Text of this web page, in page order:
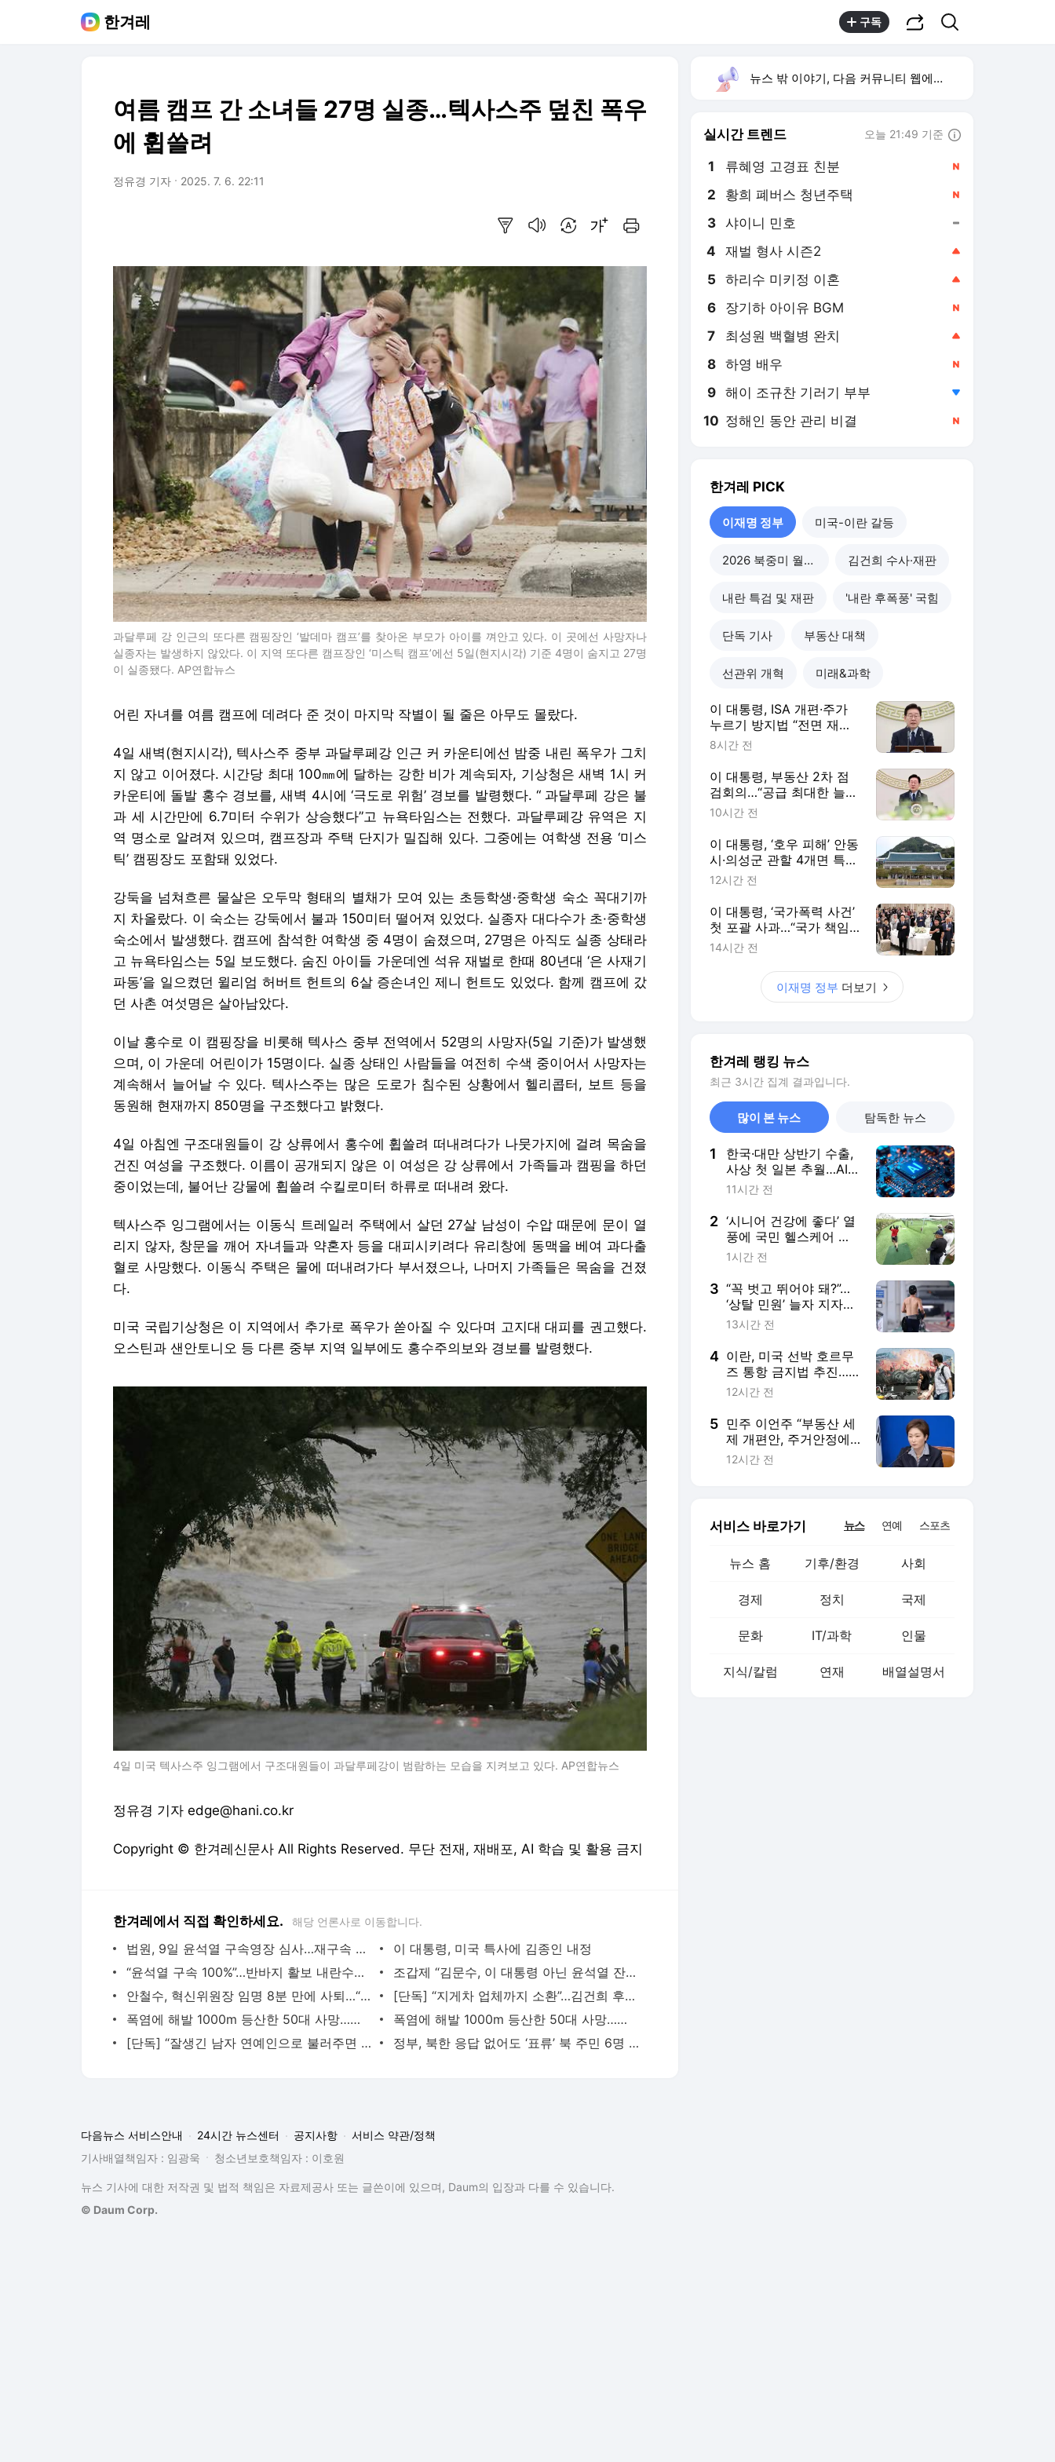
한겨레 구독
여름 캠프 간 소녀들 27명 실종…텍사스주 덮친 폭우
에 휩쓸려
정유경 기자 2025. 7. 6. 22:11
과달루페 강 인근의 또다른 캠핑장인 ‘발데마 캠프’를 찾아온 부모가 아이를 껴안고 있다. 이 곳에선 사망자나
실종자는 발생하지 않았다. 이 지역 또다른 캠프장인 ‘미스틱 캠프’에선 5일(현지시각) 기준 4명이 숨지고 27명
이 실종됐다. AP연합뉴스
어린 자녀를 여름 캠프에 데려다 준 것이 마지막 작별이 될 줄은 아무도 몰랐다.
4일 새벽(현지시각), 텍사스주 중부 과달루페강 인근 커 카운티에선 밤중 내린 폭우가 그치
지 않고 이어졌다. 시간당 최대 100㎜에 달하는 강한 비가 계속되자, 기상청은 새벽 1시 커
카운티에 돌발 홍수 경보를, 새벽 4시에 ‘극도로 위험’ 경보를 발령했다. “ 과달루페 강은 불
과 세 시간만에 6.7미터 수위가 상승했다”고 뉴욕타임스는 전했다. 과달루페강 유역은 지
역 명소로 알려져 있으며, 캠프장과 주택 단지가 밀집해 있다. 그중에는 여학생 전용 ‘미스
틱’ 캠핑장도 포함돼 있었다.
강둑을 넘쳐흐른 물살은 오두막 형태의 별채가 모여 있는 초등학생·중학생 숙소 꼭대기까
지 차올랐다. 이 숙소는 강둑에서 불과 150미터 떨어져 있었다. 실종자 대다수가 초·중학생
숙소에서 발생했다. 캠프에 참석한 여학생 중 4명이 숨졌으며, 27명은 아직도 실종 상태라
고 뉴욕타임스는 5일 보도했다. 숨진 아이들 가운데엔 석유 재벌로 한때 80년대 ‘은 사재기
파동’을 일으켰던 윌리엄 허버트 헌트의 6살 증손녀인 제니 헌트도 있었다. 함께 캠프에 갔
던 사촌 여섯명은 살아남았다.
이날 홍수로 이 캠핑장을 비롯해 텍사스 중부 전역에서 52명의 사망자(5일 기준)가 발생했
으며, 이 가운데 어린이가 15명이다. 실종 상태인 사람들을 여전히 수색 중이어서 사망자는
계속해서 늘어날 수 있다. 텍사스주는 많은 도로가 침수된 상황에서 헬리콥터, 보트 등을
동원해 현재까지 850명을 구조했다고 밝혔다.
4일 아침엔 구조대원들이 강 상류에서 홍수에 휩쓸려 떠내려다가 나뭇가지에 걸려 목숨을
건진 여성을 구조했다. 이름이 공개되지 않은 이 여성은 강 상류에서 가족들과 캠핑을 하던
중이었는데, 불어난 강물에 휩쓸려 수킬로미터 하류로 떠내려 왔다.
텍사스주 잉그램에서는 이동식 트레일러 주택에서 살던 27살 남성이 수압 때문에 문이 열
리지 않자, 창문을 깨어 자녀들과 약혼자 등을 대피시키려다 유리창에 동맥을 베여 과다출
혈로 사망했다. 이동식 주택은 물에 떠내려가다 부서졌으나, 나머지 가족들은 목숨을 건졌
다.
미국 국립기상청은 이 지역에서 추가로 폭우가 쏟아질 수 있다며 고지대 대피를 권고했다.
오스틴과 샌안토니오 등 다른 중부 지역 일부에도 홍수주의보와 경보를 발령했다.
4일 미국 텍사스주 잉그램에서 구조대원들이 과달루페강이 범람하는 모습을 지켜보고 있다. AP연합뉴스
정유경 기자 edge@hani.co.kr
Copyright © 한겨레신문사 All Rights Reserved. 무단 전재, 재배포, AI 학습 및 활용 금지
한겨레에서 직접 확인하세요. 해당 언론사로 이동합니다.
법원, 9일 윤석열 구속영장 심사…재구속 기로
이 대통령, 미국 특사에 김종인 내정
“윤석열 구속 100%”…반바지 활보 내란수괴 그만 봐도 되나
조갑제 “김문수, 이 대통령 아닌 윤석열 잔존 세력과 싸워야”
안철수, 혁신위원장 임명 8분 만에 사퇴…“2명 인적청산 거부당해”
[단독] “지게차 업체까지 소환”…김건희 후원 21그램만 봐준 감사원
폭염에 해발 1000m 등산한 50대 사망…체온 40.5도
폭염에 해발 1000m 등산한 50대 사망…체온 40.5도
[단독] “잘생긴 남자 연예인으로 불러주면 용돈”…성신여대 총장 망언
정부, 북한 응답 없어도 ‘표류’ 북 주민 6명 송환하기로
뉴스 밖 이야기, 다음 커뮤니티 웹에서 보기
실시간 트렌드 오늘 21:49 기준
1 류혜영 고경표 친분
2 황희 폐버스 청년주택
3 샤이니 민호
4 재벌 형사 시즌2
5 하리수 미키정 이혼
6 장기하 아이유 BGM
7 최성원 백혈병 완치
8 하영 배우
9 해이 조규찬 기러기 부부
10 정해인 동안 관리 비결
한겨레 PICK
이재명 정부 미국-이란 갈등
2026 북중미 월드컵 김건희 수사·재판
내란 특검 및 재판 '내란 후폭풍' 국힘
단독 기사 부동산 대책
선관위 개혁 미래&과학
이 대통령, ISA 개편·주가
누르기 방지법 “전면 재검
토“ 지시
8시간 전
이 대통령, 부동산 2차 점
검회의…“공급 최대한 늘리
고 시기도 앞당겨라”
10시간 전
이 대통령, ‘호우 피해’ 안동
시·의성군 관할 4개면 특별
재난지역 선포
12시간 전
이 대통령, ‘국가폭력 사건’
첫 포괄 사과…“국가 책임
에 유효기간 없다”
14시간 전
이재명 정부 더보기
한겨레 랭킹 뉴스
최근 3시간 집계 결과입니다.
많이 본 뉴스 탐독한 뉴스
1
한국·대만 상반기 수출,
사상 첫 일본 추월…AI
반도체가 이끌었다
11시간 전
2 ‘시니어 건강에 좋다’ 열
풍에 국민 헬스케어 산
업으로 진화 중
1시간 전
3 “꼭 벗고 뛰어야 돼?”…
‘상탈 민원’ 늘자 지자체
자제령까지
13시간 전
4 이란, 미국 선박 호르무
즈 통항 금지법 추진…
트럼프는 ‘속수무책’
12시간 전
5 민주 이언주 “부동산 세
제 개편안, 주거안정에
큰 무리수”
12시간 전
서비스 바로가기 뉴스 연예 스포츠
뉴스 홈 기후/환경 사회
경제 정치 국제
문화 IT/과학 인물
지식/칼럼 연재 배열설명서
다음뉴스 서비스안내 24시간 뉴스센터 공지사항
서비스 약관/정책
기사배열책임자 : 임광욱
청소년보호책임자 : 이호원
뉴스 기사에 대한 저작권 및 법적 책임은 자료제공사 또는 글쓴이에 있으며, Daum의 입장과 다를 수 있습니다.
© Daum Corp.